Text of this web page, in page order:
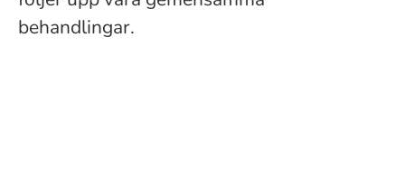
behandlingar.